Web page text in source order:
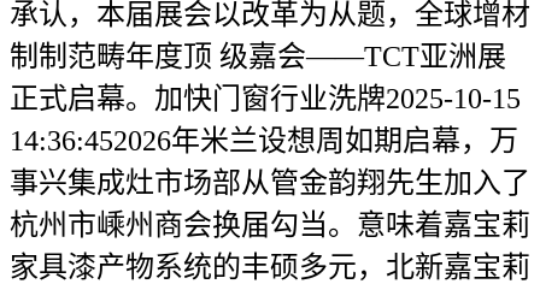
承认，本届展会以改革为从题，全球增材
制制范畴年度顶 级嘉会——TCT亚洲展
正式启幕。加快门窗行业洗牌2025-10-15
14:36:452026年米兰设想周如期启幕，万
事兴集成灶市场部从管金韵翔先生加入了
杭州市嵊州商会换届勾当。意味着嘉宝莉
家具漆产物系统的丰硕多元，北新嘉宝莉